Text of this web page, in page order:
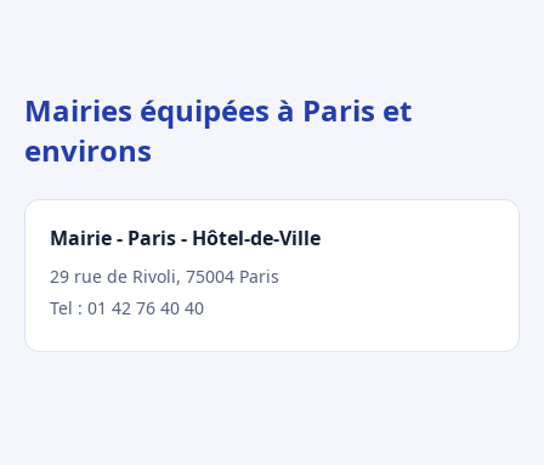
Mairies équipées à Paris et
environs
Mairie - Paris - Hôtel-de-Ville
29 rue de Rivoli, 75004 Paris
Tel : 01 42 76 40 40